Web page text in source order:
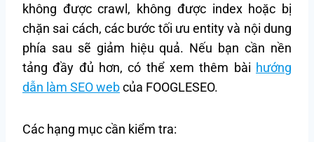
không được crawl, không được index hoặc bị
chặn sai cách, các bước tối ưu entity và nội dung
phía sau sẽ giảm hiệu quả. Nếu bạn cần nền
tảng đầy đủ hơn, có thể xem thêm bài hướng
dẫn làm SEO webcủa FOOGLESEO.
Các hạng mục cần kiểm tra: